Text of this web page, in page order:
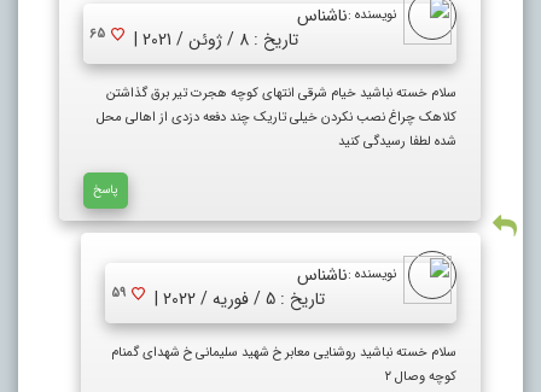
نویسنده :ناشناس
تاریخ : 8 / ژوئن / 2021 |
65
سلام خسته نباشید خیام شرقی انتهای کوچه هجرت تیر برق گذاشتن
کلاهک چراغ نصب نکردن خیلی تاریک چند دفعه دزدی از اهالی محل
شده لطفا رسیدگی کنید
پاسخ
نویسنده :ناشناس
تاریخ : 5 / فوریه / 2022 |
59
سلام خسته نباشید روشنایی معابر خ شهید سلیمانی خ شهدای گمنام
کوچه وصال ۲